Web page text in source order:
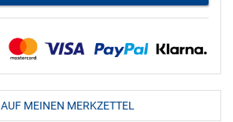
AUF MEINEN MERKZETTEL